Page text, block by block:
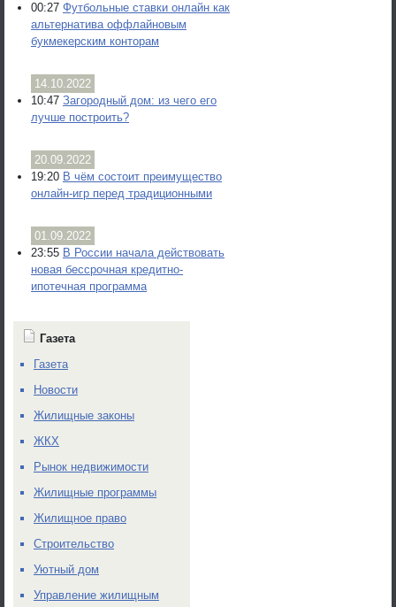
00:27 Футбольные ставки онлайн как
альтернатива оффлайновым
букмекерским конторам
14.10.2022
10:47 Загородный дом: из чего его
лучше построить?
20.09.2022
19:20 В чём состоит преимущество
онлайн-игр перед традиционными
01.09.2022
23:55 В России начала действовать
новая бессрочная кредитно-
ипотечная программа
Газета
Газета
Новости
Жилищные законы
ЖКХ
Рынок недвижимости
Жилищные программы
Жилищное право
Строительство
Уютный дом
Управление жилищным